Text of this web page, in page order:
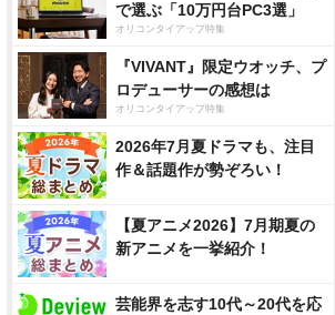
で選ぶ「10万円台PC3選」
オリコンタイアップ特集
『VIVANT』限定ウオッチ、プ
ロデューサーの感想は
オリコンタイアップ特集
2026年7月夏ドラマも、注目
作＆話題作が勢ぞろい！
【夏アニメ2026】7月期夏の
新アニメを一挙紹介！
芸能界を志す10代～20代を応